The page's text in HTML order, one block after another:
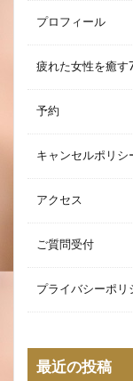
プロフィール
疲れた女性を癒す
予約
キャンセルポリシー
アクセス
ご質問受付
プライバシーポリ
最近の投稿